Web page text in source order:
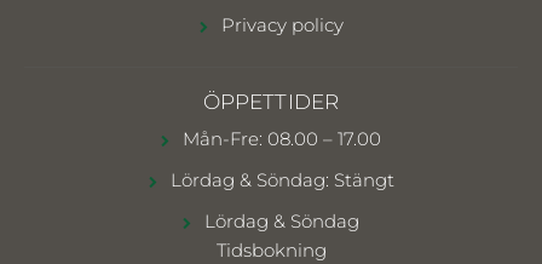
Privacy policy
ÖPPETTIDER
Mån-Fre: 08.00 – 17.00
Lördag & Söndag: Stängt
Lördag & Söndag
Tidsbokning